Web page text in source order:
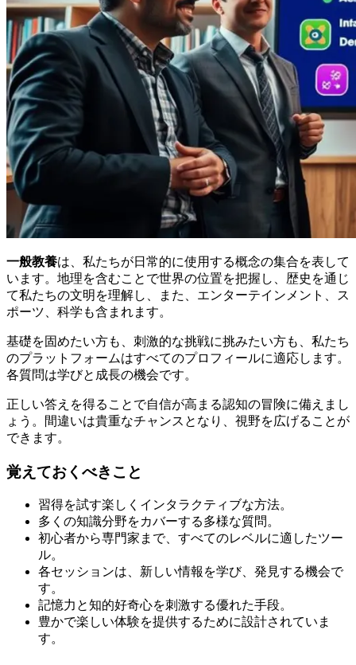
一般教養は、私たちが日常的に使用する概念の集合を表して
います。地理を含むことで世界の位置を把握し、歴史を通じ
て私たちの文明を理解し、また、エンターテインメント、ス
ポーツ、科学も含まれます。
基礎を固めたい方も、刺激的な挑戦に挑みたい方も、私たち
のプラットフォームはすべてのプロフィールに適応します。
各質問は学びと成長の機会です。
正しい答えを得ることで自信が高まる認知の冒険に備えまし
ょう。間違いは貴重なチャンスとなり、視野を広げることが
できます。
覚えておくべきこと
習得を試す楽しくインタラクティブな方法。
多くの知識分野をカバーする多様な質問。
初心者から専門家まで、すべてのレベルに適したツー
ル。
各セッションは、新しい情報を学び、発見する機会で
す。
記憶力と知的好奇心を刺激する優れた手段。
豊かで楽しい体験を提供するために設計されていま
す。